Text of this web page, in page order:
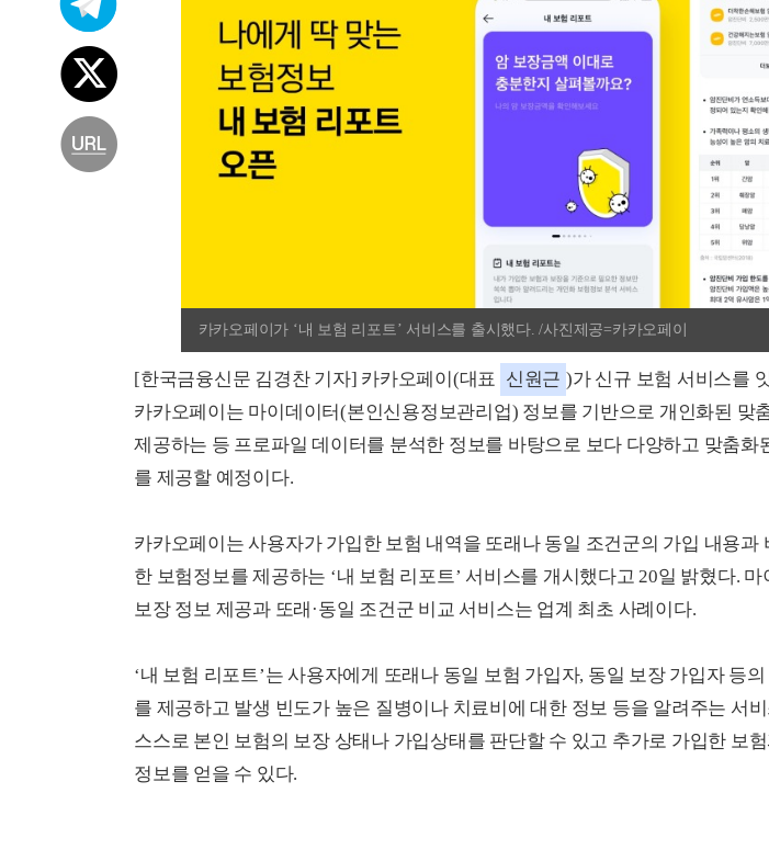
카카오페이가 ‘내 보험 리포트’ 서비스를 출시했다. /사진제공=카카오페이
[한국금융신문 김경찬 기자] 카카오페이(대표 신원근 )가 신규 보험 서비스를
카카오페이는 마이데이터(본인신용정보관리업) 정보를 기반으로 개인화된 맞
제공하는 등 프로파일 데이터를 분석한 정보를 바탕으로 보다 다양하고 맞춤화
를 제공할 예정이다.
카카오페이는 사용자가 가입한 보험 내역을 또래나 동일 조건군의 가입 내용과
한 보험정보를 제공하는 ‘내 보험 리포트’ 서비스를 개시했다고 20일 밝혔다.
보장 정보 제공과 또래·동일 조건군 비교 서비스는 업계 최초 사례이다.
‘내 보험 리포트’는 사용자에게 또래나 동일 보험 가입자, 동일 보장 가입자 등
를 제공하고 발생 빈도가 높은 질병이나 치료비에 대한 정보 등을 알려주는 서
스스로 본인 보험의 보장 상태나 가입상태를 판단할 수 있고 추가로 가입한 보
정보를 얻을 수 있다.